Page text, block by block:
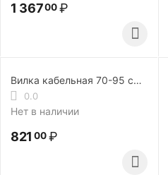
1 36700 ₽
Вилка кабельная 70-95 с
двойным креплением
ISQ0079
0.0
Нет в наличии
821 00 ₽